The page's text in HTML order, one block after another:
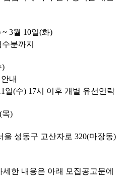
3월 10일(화)
분까지
)
내
일(수) 17시 이후 개별 유선연락
목)
울 성동구 고산자로 320(마장동)
세한 내용은 아래 모집공고문에